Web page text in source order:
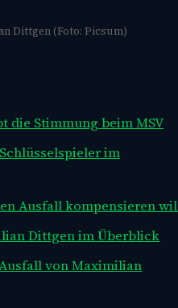
Dittgen (Foto: Picsum)
die Stimmung beim MSV
im
Ausfall kompensieren
Dittgen im Überblick
von Maximilian